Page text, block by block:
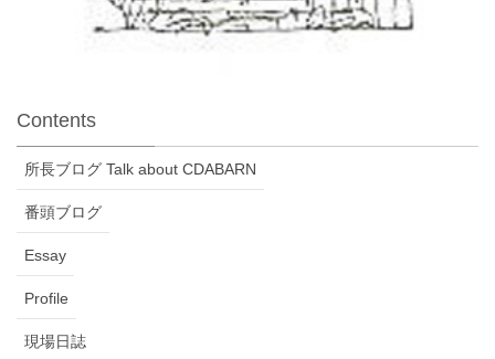
Contents
所長ブログ Talk about CDABARN
番頭ブログ
Essay
Profile
現場日誌